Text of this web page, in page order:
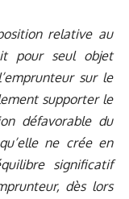
relative au
pour seul objet
sur le
supporter le
défavorable du
ne crée en
significatif
dès lors